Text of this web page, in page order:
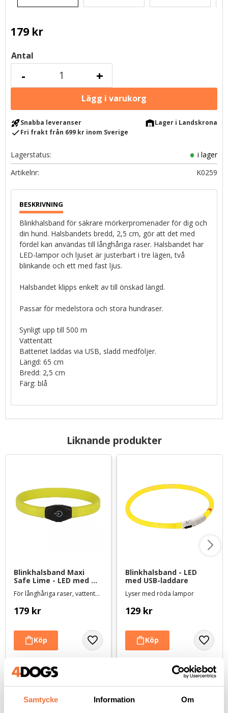
Samtycke Information Om
179kr
Antal
+
-
rocket_launchSnabba leveranser warehouseLager i Landskrona
checkFri frakt från 699 kr inom Sverige
Lagerstatus
i lager
Artikelnr
K0259
Blinkhalsband för säkrare mörkerpromenader för dig och
din hund. Halsbandets bredd, 2,5 cm, gör att det med
fördel kan användas till långhåriga raser. Halsbandet har
LED-lampor och ljuset är justerbart i tre lägen, två
blinkande och ett med fast ljus.
Halsbandet klipps enkelt av till önskad längd.
Passar för medelstora och stora hundraser.
Synligt upp till 500 m
Vattentätt
Batteriet laddas via USB, sladd medföljer.
Längd: 65 cm
Bredd: 2,5 cm
Färg: blå
Liknande produkter
Blinkhalsband Maxi
Safe Lime - LED med
USB-laddare
För långhåriga raser, vattentätt
179 kr
Blinkhalsband - LED
med USB-laddare
Lyser med röda lampor
129 kr